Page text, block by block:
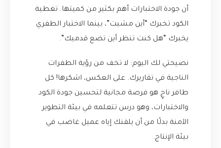
أن جودة الاختبارات أهم بكثير من كميتها. تغطية
الكود تخبرك “أين مشيت”، بينما الاختبار الطفري
يخبرك “هل كنت تنظر أين تضع قدميك”.
نصيحتي لك اليوم: لا تخف من رؤية الطفرات
الناجية في تقاريرك. على العكس، اشكرها! كل
طافر ناجٍ هو فرصة مجانية لتحسين جودة الكود
والاختبارات، وهو درس تتعلمه في بيئة التطوير
الآمنة بدلًا من أن يلقنك إياه عميل غاضب في
بيئة الإنتاج.